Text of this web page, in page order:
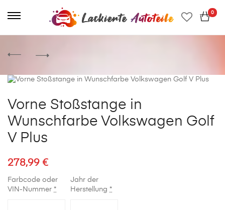
0
Vorne Stoßstange in
Wunschfarbe Volkswagen Golf
V Plus
278,99 €
Farbcode oder
VIN-Nummer *
Jahr der
Herstellung *